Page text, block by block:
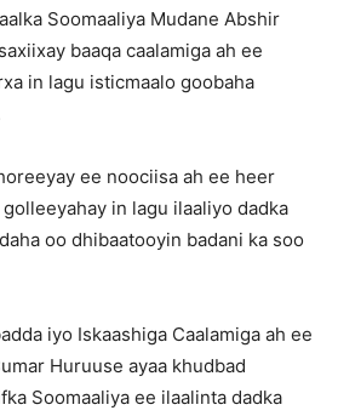
Soomaaliya Mudane Abshir
baaqa caalamiga ah ee
in lagu isticmaalo goobaha
ee noociisa ah ee heer
in lagu ilaaliyo dadka
oo dhibaatooyin badani ka soo
iyo Iskaashiga Caalamiga ah ee
Huruuse ayaa khudbad
Soomaaliya ee ilaalinta dadka